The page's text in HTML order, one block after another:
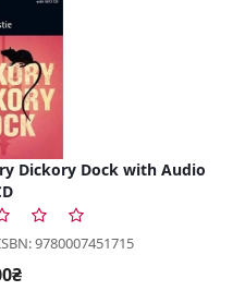
Dickory Dock with Audio
9780007451715